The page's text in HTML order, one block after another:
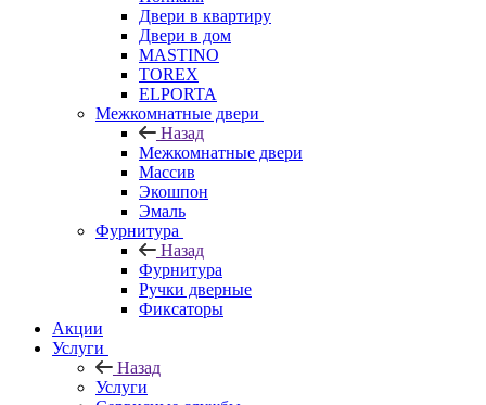
Двери в квартиру
Двери в дом
MASTINO
TOREX
ELPORTA
Межкомнатные двери
Назад
Межкомнатные двери
Массив
Экошпон
Эмаль
Фурнитура
Назад
Фурнитура
Ручки дверные
Фиксаторы
Акции
Услуги
Назад
Услуги